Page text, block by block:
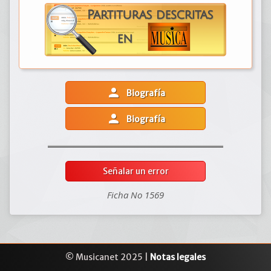
person Biografía
person Biografía
Señalar un error
Ficha No 1569
© Musicanet 2025 | Notas legales